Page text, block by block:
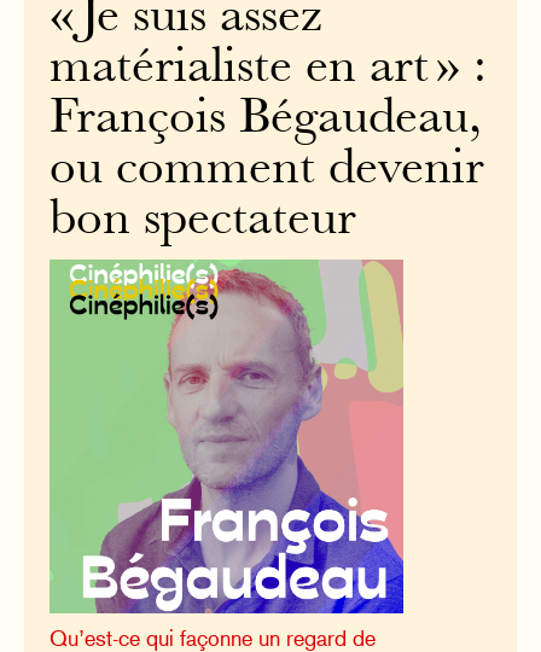
« Je suis assez
matérialiste en art » :
François Bégaudeau,
ou comment devenir
bon spectateur
Qu’est-ce qui façonne un regard de